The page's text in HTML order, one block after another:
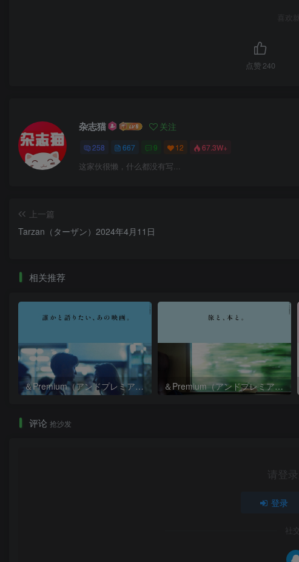
喜欢
点赞240
杂志猫 关注
258 667 9 12 67.3W+
这家伙很懒，什么都没有写...
上一篇
Tarzan（ターザン）2024年4月11日
相关推荐
＆Premium（アンドプレミアム）2026年9月号 ＆Premium（アンドプレミアム）2026年8月号
评论 抢沙发
请登
登录
社